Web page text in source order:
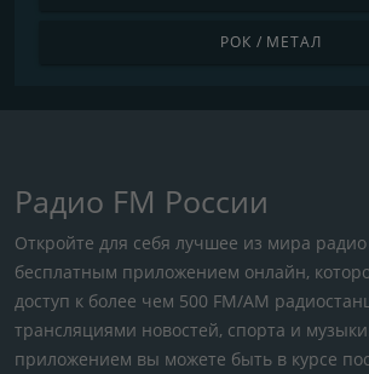
РОК / МЕТАЛ
Радио FM России
Откройте для себя лучшее из мира
бесплатным приложением онлайн,
доступ к более чем 500 FM/AM
трансляциями новостей, спорта и
приложением вы можете быть в курсе